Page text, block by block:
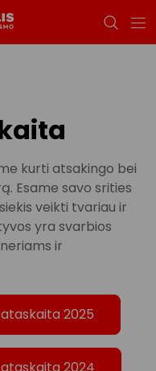
kurti atsakingo bei
Esame savo srities
veikti tvariau ir
yra svarbios
ir
2025